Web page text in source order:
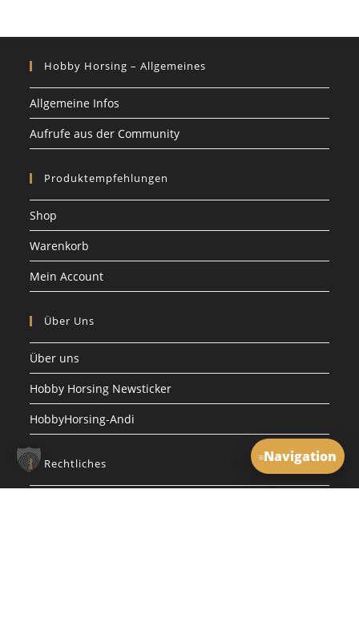
Hobby Horsing – Allgemeines
Allgemeine Infos
Aufrufe aus der Community
Produktempfehlungen
Shop
Warenkorb
Mein Account
Über Uns
Über uns
Hobby Horsing Newsticker
HobbyHorsing-Andi
Rechtliches ≡Navigation